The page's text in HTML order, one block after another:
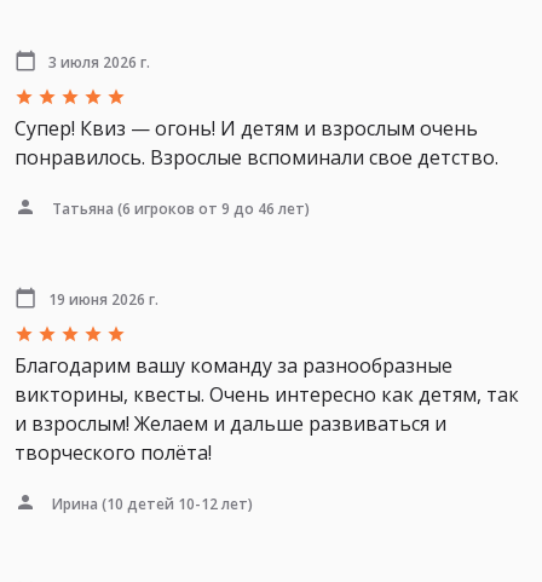
3 июля 2026 г.
Супер! Квиз — огонь! И детям и взрослым очень
понравилось. Взрослые вспоминали свое детство.
Татьяна (6 игроков от 9 до 46 лет)
19 июня 2026 г.
Благодарим вашу команду за разнообразные
викторины, квесты. Очень интересно как детям, так
и взрослым! Желаем и дальше развиваться и
творческого полёта!
Ирина (10 детей 10-12 лет)